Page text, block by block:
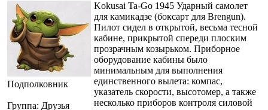
Подполковник
Группа: Друзья
Kokusai Ta-Go 1945 Ударный самолет
для камикадзе (боксарт для Brengun).
Пилот сидел в открытой, весьма тесной
кабине, прикрытой спереди плоским
прозрачным козырьком. Приборное
оборудование кабины было
минимальным для выполнения
единственного вылета: компас,
указатель скорости, высотомер, а также
несколько приборов контроля силовой